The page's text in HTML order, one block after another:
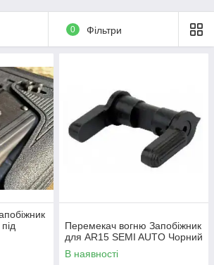
0 Фільтри
Перемекач вогню Запобіжник
для AR15 SEMI AUTO Чорний
В наявності